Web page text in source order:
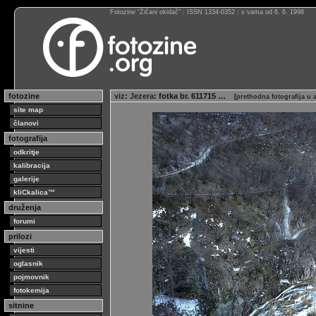
Fotozine “Žičani okidač” : ISSN 1334-0352 : s vama od 6. 6. 1998
fotozine
site map
članovi
fotografija
odkritje
kalibracija
galerije
kliCkalica™
druženja
forumi
prilozi
vijesti
oglasnik
pojmovnik
fotokemija
sitnine
viz: Jezera: fotka br. 611715 … [prethodna fotografija u